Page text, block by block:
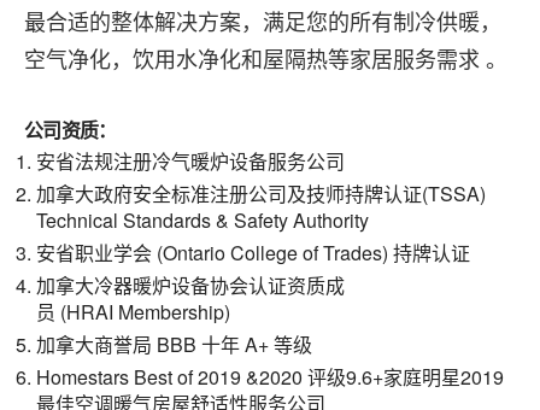
最合适的整体解决方案，满足您的所有制冷供暖，
空气净化，饮用水净化和屋隔热等家居服务需求 。
公司资质：
安省法规注册冷气暖炉设备服务公司
加拿大政府安全标准注册公司及技师持牌认证(TSSA)
Technical Standards & Safety Authority
安省职业学会 (Ontario College of Trades) 持牌认证
加拿大冷器暖炉设备协会认证资质成
员 (HRAI Membership)
加拿大商誉局 BBB 十年 A+ 等级
Homestars Best of 2019 &2020 评级9.6+家庭明星2019
最佳空调暖气房屋舒适性服务公司